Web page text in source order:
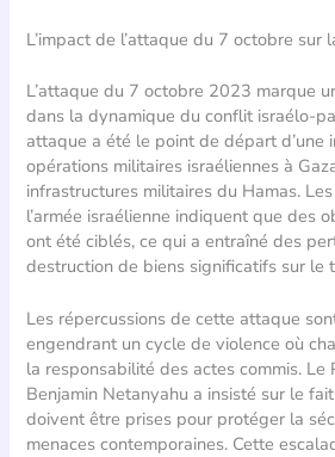
L’impact de l’attaque du 7 octobre sur
L’attaque du 7 octobre 2023 marque
dans la dynamique du conflit israélo-
attaque a été le point de départ d’une
opérations militaires israéliennes à
infrastructures militaires du Hamas.
l’armée israélienne indiquent que des
ont été ciblés, ce qui a entraîné des
destruction de biens significatifs sur le
Les répercussions de cette attaque
engendrant un cycle de violence où
la responsabilité des actes commis. Le
Benjamin Netanyahu a insisté sur le
doivent être prises pour protéger la
menaces contemporaines. Cette